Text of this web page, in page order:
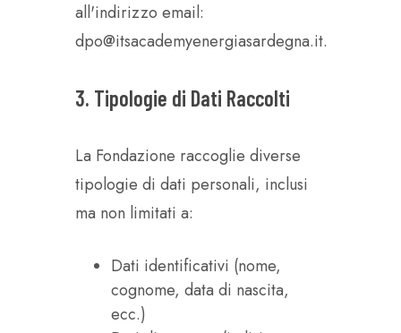
all'indirizzo email:
dpo@itsacademyenergiasardegna.it.
3. Tipologie di Dati Raccolti
La Fondazione raccoglie diverse
tipologie di dati personali, inclusi
ma non limitati a:
Dati identificativi (nome,
cognome, data di nascita,
ecc.)